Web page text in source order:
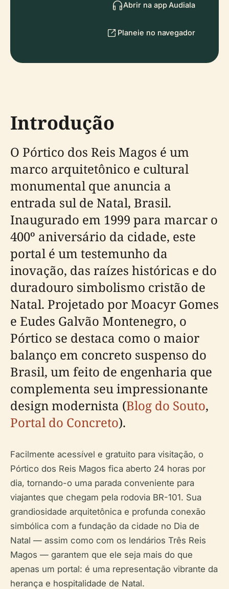
Abrir na app Audiala
Planeie no navegador
Introdução
O Pórtico dos Reis Magos é um
marco arquitetônico e cultural
monumental que anuncia a
entrada sul de Natal, Brasil.
Inaugurado em 1999 para marcar o
400º aniversário da cidade, este
portal é um testemunho da
inovação, das raízes históricas e do
duradouro simbolismo cristão de
Natal. Projetado por Moacyr Gomes
e Eudes Galvão Montenegro, o
Pórtico se destaca como o maior
balanço em concreto suspenso do
Brasil, um feito de engenharia que
complementa seu impressionante
design modernista (Blog do Souto,
Portal do Concreto).
Facilmente acessível e gratuito para visitação, o
Pórtico dos Reis Magos fica aberto 24 horas por
dia, tornando-o uma parada conveniente para
viajantes que chegam pela rodovia BR-101. Sua
grandiosidade arquitetônica e profunda conexão
simbólica com a fundação da cidade no Dia de
Natal — assim como com os lendários Três Reis
Magos — garantem que ele seja mais do que
apenas um portal: é uma representação vibrante da
herança e hospitalidade de Natal.